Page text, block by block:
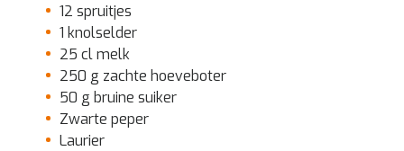
12 spruitjes
1 knolselder
25 cl melk
250 g zachte hoeveboter
50 g bruine suiker
Zwarte peper
Laurier